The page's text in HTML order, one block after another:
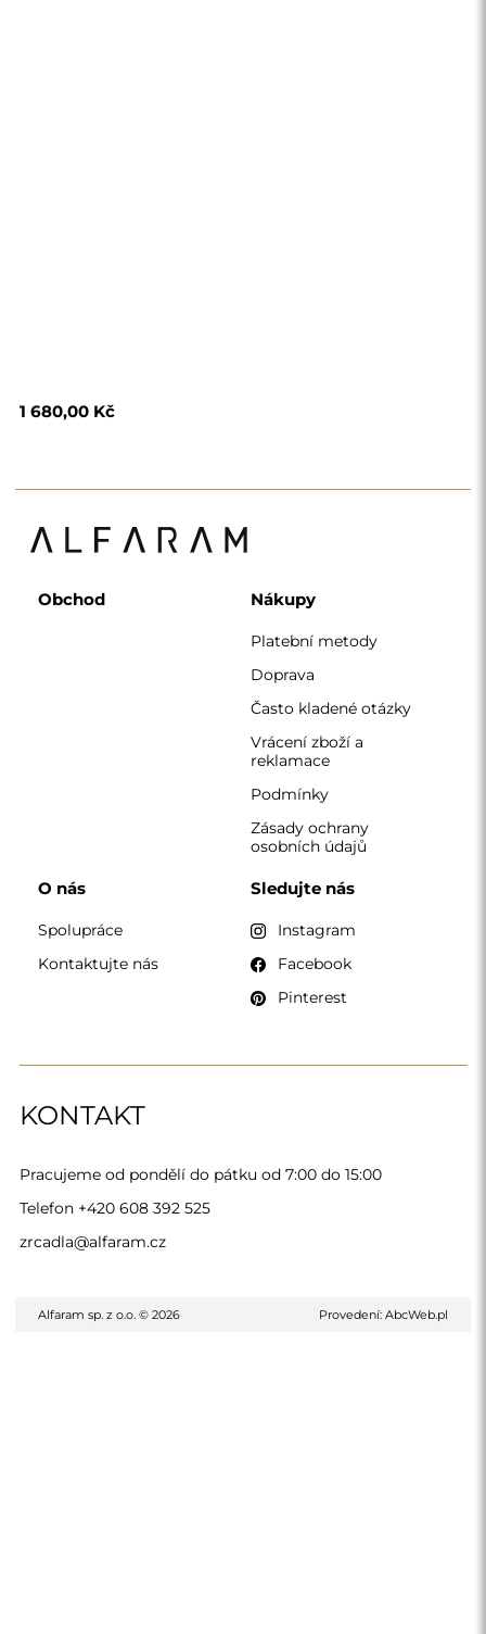
1 680,00 Kč
KONTAKT
Pracujeme od pondělí do pátku od 7:00 do 15:00
Telefon +420 608 392 525
zrcadla@alfaram.cz
Obchod Nákupy
Platební metody
Doprava
Často kladené otázky
Vrácení zboží a
reklamace
Podmínky
Zásady ochrany
osobních údajů
O nás
Spolupráce
Kontaktujte nás
Sledujte nás
Instagram
Facebook
Pinterest
Alfaram sp. z o.o. © 2026 Provedení: AbcWeb.pl